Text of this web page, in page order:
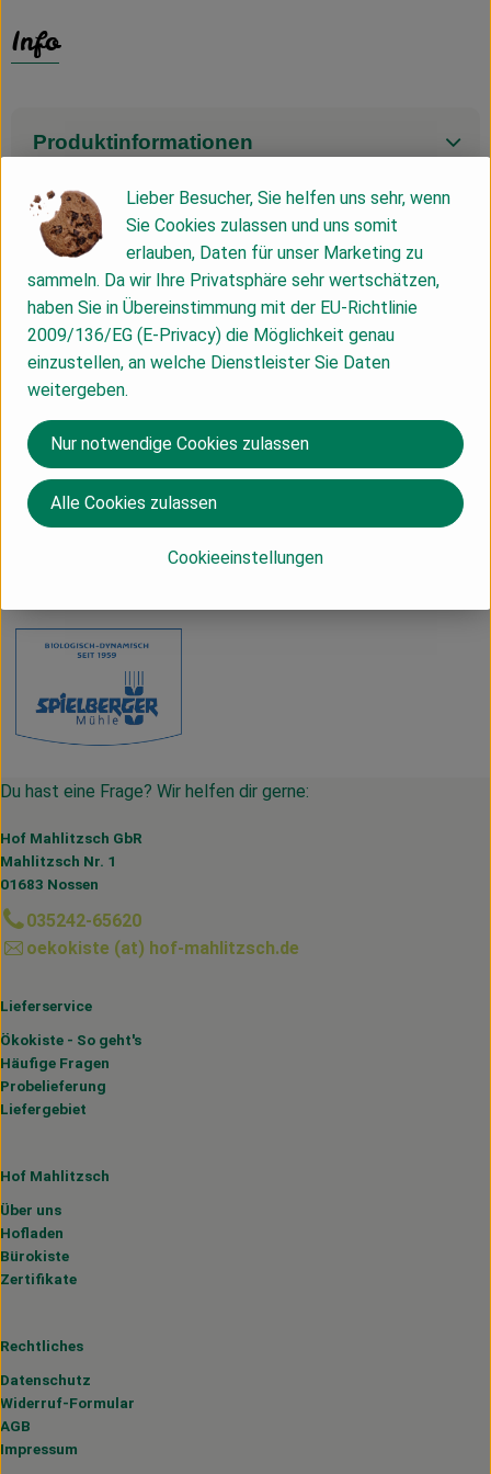
Info
Produktinformationen
Zutaten
Nährwert-Info
Produktdatenblatt
Herkunft
Du hast eine Frage? Wir helfen dir gerne:
Hof Mahlitzsch GbR
Mahlitzsch Nr. 1
01683 Nossen
035242-65620
oekokiste (at) hof-mahlitzsch.de
Lieferservice
Ökokiste - So geht's
Häufige Fragen
Probelieferung
Liefergebiet
Hof Mahlitzsch
Über uns
Hofladen
Bürokiste
Zertifikate
Rechtliches
Datenschutz
Widerruf-Formular
AGB
Impressum
Lieber Besucher, Sie helfen uns sehr, wenn
Sie Cookies zulassen und uns somit
erlauben, Daten für unser Marketing zu
sammeln. Da wir Ihre Privatsphäre sehr wertschätzen,
haben Sie in Übereinstimmung mit der EU-Richtlinie
2009/136/EG (E-Privacy) die Möglichkeit genau
einzustellen, an welche Dienstleister Sie Daten
weitergeben.
Cookieeinstellungen
Nur notwendige Cookies zulassen
Alle Cookies zulassen